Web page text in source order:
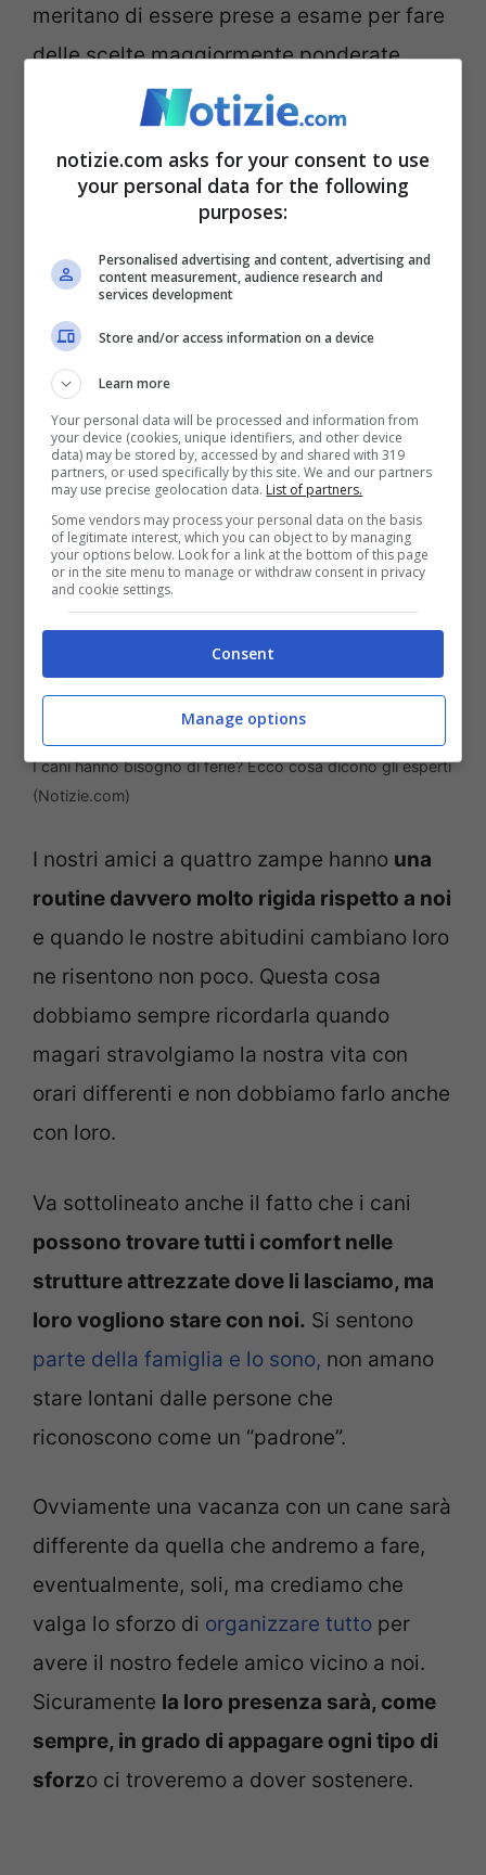
meritano di essere prese a esame per fare
delle scelte maggiormente ponderate.
I cani hanno bisogno di
ferie? Ecco cosa dicono gli
I cani non hanno bisogno di ferie in senso
stretto
pensiamo anche a loro quando durante
l’estate la nostra vita diventa differente.
I cani hanno bisogno di ferie? Ecco cosa dicono gli esperti
(Notizie.com)
I nostri amici a quattro zampe hanno una
routine davvero molto rigida rispetto a noi
e quando le nostre abitudini cambiano loro
ne risentono non poco. Questa cosa
dobbiamo sempre ricordarla quando
magari stravolgiamo la nostra vita con
orari differenti e non dobbiamo farlo anche
con loro.
Va sottolineato anche il fatto che i cani
possono trovare tutti i comfort nelle
strutture attrezzate dove li lasciamo, ma
loro vogliono stare con noi. Si sentono
parte della famiglia e lo sono, non amano
stare lontani dalle persone che
riconoscono come un “padrone”.
Ovviamente una vacanza con un cane sarà
differente da quella che andremo a fare,
eventualmente, soli, ma crediamo che
valga lo sforzo di organizzare tutto per
avere il nostro fedele amico vicino a noi.
Sicuramente la loro presenza sarà, come
sempre, in grado di appagare ogni tipo di
sforzo ci troveremo a dover sostenere.
notizie.com asks for your consent to use
your personal data for the following
purposes:
Personalised advertising and content, advertising and
content measurement, audience research and
services development
Store and/or access information on a device
Learn more
Your personal data will be processed and information from
your device (cookies, unique identifiers, and other device
data) may be stored by, accessed by and shared with 319
partners, or used specifically by this site. We and our partners
may use precise geolocation data. List of partners.
Some vendors may process your personal data on the basis
of legitimate interest, which you can object to by managing
your options below. Look for a link at the bottom of this page
or in the site menu to manage or withdraw consent in privacy
and cookie settings.
Consent
Manage options